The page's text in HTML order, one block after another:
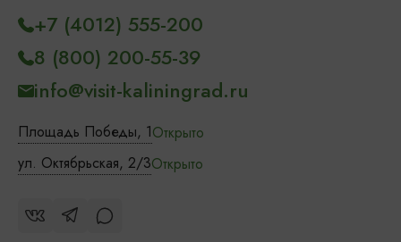
Площадь Победы, 1Открыто
ул. Октябрьская, 2/3Открыто
+7 (4012) 555-200
8 (800) 200-55-39
info@visit-kaliningrad.ru